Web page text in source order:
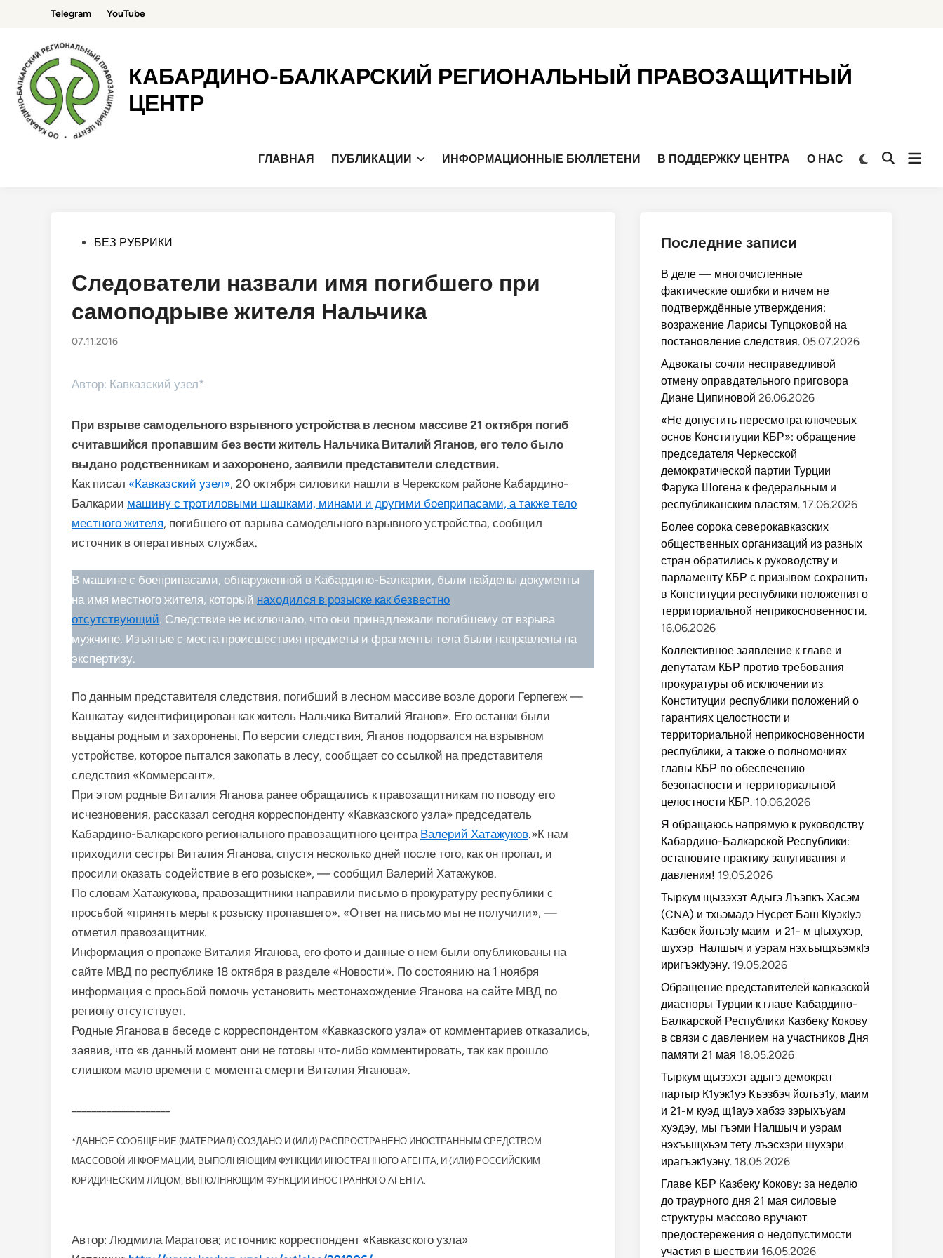
содержимому
Telegram YouTube
КАБАРДИНО-БАЛКАРСКИЙ РЕГИОНАЛЬНЫЙ ПРАВОЗАЩИТНЫЙ
ЦЕНТР
ГЛАВНАЯ ПУБЛИКАЦИИ ИНФОРМАЦИОННЫЕ БЮЛЛЕТЕНИ В ПОДДЕРЖКУ ЦЕНТРА О НАС
Переключить
Открыть
Опубликовано
БЕЗ РУБРИКИ
Следователи назвали имя погибшего при
самоподрыве жителя Нальчика
07.11.2016
Автор: Кавказский узел*
При взрыве самодельного взрывного устройства в лесном массиве 21 октября погиб
считавшийся пропавшим без вести житель Нальчика Виталий Яганов, его тело было
выдано родственникам и захоронено, заявили представители следствия.
Как писал «Кавказский узел», 20 октября силовики нашли в Черекском районе Кабардино-
Балкарии машину с тротиловыми шашками, минами и другими боеприпасами, а также тело
местного жителя, погибшего от взрыва самодельного взрывного устройства, сообщил
источник в оперативных службах.
В машине с боеприпасами, обнаруженной в Кабардино-Балкарии, были найдены документы
на имя местного жителя, который находился в розыске как безвестно
отсутствующий. Следствие не исключало, что они принадлежали погибшему от взрыва
мужчине. Изъятые с места происшествия предметы и фрагменты тела были направлены на
экспертизу.
По данным представителя следствия, погибший в лесном массиве возле дороги Герпегеж —
Кашкатау «идентифицирован как житель Нальчика Виталий Яганов». Его останки были
выданы родным и захоронены. По версии следствия, Яганов подорвался на взрывном
устройстве, которое пытался закопать в лесу, сообщает со ссылкой на представителя
следствия «Коммерсант».
При этом родные Виталия Яганова ранее обращались к правозащитникам по поводу его
исчезновения, рассказал сегодня корреспонденту «Кавказского узла» председатель
Кабардино-Балкарского регионального правозащитного центра Валерий Хатажуков.»К нам
приходили сестры Виталия Яганова, спустя несколько дней после того, как он пропал, и
просили оказать содействие в его розыске», — сообщил Валерий Хатажуков.
По словам Хатажукова, правозащитники направили письмо в прокуратуру республики с
просьбой «принять меры к розыску пропавшего». «Ответ на письмо мы не получили», —
отметил правозащитник.
Информация о пропаже Виталия Яганова, его фото и данные о нем были опубликованы на
сайте МВД по республике 18 октября в разделе «Новости». По состоянию на 1 ноября
информация с просьбой помочь установить местонахождение Яганова на сайте МВД по
региону отсутствует.
Родные Яганова в беседе с корреспондентом «Кавказского узла» от комментариев отказались,
заявив, что «в данный момент они не готовы что-либо комментировать, так как прошло
слишком мало времени с момента смерти Виталия Яганова».
*ДАННОЕ СООБЩЕНИЕ (МАТЕРИАЛ) СОЗДАНО И (ИЛИ) РАСПРОСТРАНЕНО ИНОСТРАННЫМ СРЕДСТВОМ
МАССОВОЙ ИНФОРМАЦИИ, ВЫПОЛНЯЮЩИМ ФУНКЦИИ ИНОСТРАННОГО АГЕНТА, И (ИЛИ) РОССИЙСКИМ
ЮРИДИЧЕСКИМ ЛИЦОМ, ВЫПОЛНЯЮЩИМ ФУНКЦИИ ИНОСТРАННОГО АГЕНТА.
Автор: Людмила Маратова; источник: корреспондент «Кавказского узла»
Последние записи
В деле — многочисленные
фактические ошибки и ничем не
подтверждённые утверждения:
возражение Ларисы Тупцоковой на
постановление следствия. 05.07.2026
Адвокаты сочли несправедливой
отмену оправдательного приговора
Диане Ципиновой 26.06.2026
«Не допустить пересмотра ключевых
основ Конституции КБР»: обращение
председателя Черкесской
демократической партии Турции
Фарука Шогена к федеральным и
республиканским властям. 17.06.2026
Более сорока северокавказских
общественных организаций из разных
стран обратились к руководству и
парламенту КБР с призывом сохранить
в Конституции республики положения о
территориальной неприкосновенности.
16.06.2026
Коллективное заявление к главе и
депутатам КБР против требования
прокуратуры об исключении из
Конституции республики положений о
гарантиях целостности и
территориальной неприкосновенности
республики, а также о полномочиях
главы КБР по обеспечению
безопасности и территориальной
целостности КБР. 10.06.2026
Я обращаюсь напрямую к руководству
Кабардино-Балкарской Республики:
остановите практику запугивания и
давления! 19.05.2026
Тыркум щызэхэт Адыгэ Лъэпкъ Хасэм
(CNA) и тхьэмадэ Нусрет Баш КIуэкIуэ
Казбек йолъэIу маим и 21- м цIыхухэр,
шухэр Налшыч и уэрам нэхъыщхьэмкIэ
иригъэкIуэну. 19.05.2026
Обращение представителей кавказской
диаспоры Турции к главе Кабардино-
Балкарской Республики Казбеку Кокову
в связи с давлением на участников Дня
памяти 21 мая 18.05.2026
Тыркум щызэхэт адыгэ демократ
партыр К1уэк1уэ Къэзбэч йолъэ1у, маим
и 21-м куэд щ1ауэ хабзэ зэрыхъуам
хуэдэу, мы гъэми Налшыч и уэрам
нэхъыщхьэм тету лъэсхэри шухэри
ирагъэк1уэну. 18.05.2026
Главе КБР Казбеку Кокову: за неделю
до траурного дня 21 мая силовые
структуры массово вручают
предостережения о недопустимости
участия в шествии 16.05.2026